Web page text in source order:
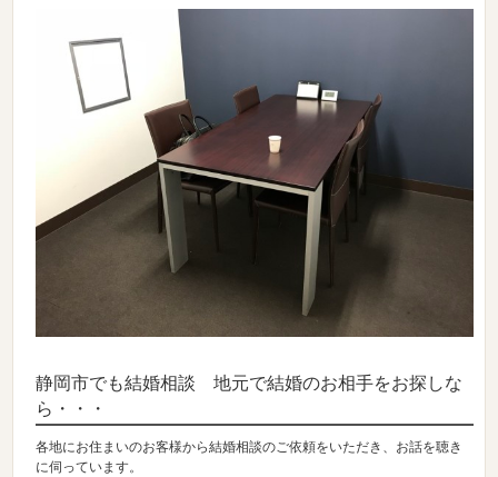
静岡市でも結婚相談 地元で結婚のお相手をお探しな
ら・・・
各地にお住まいのお客様から結婚相談のご依頼をいただき、お話を聴き
に伺っています。